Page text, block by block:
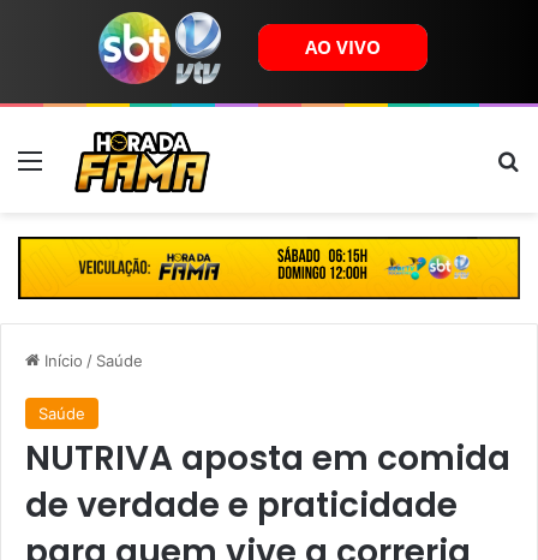
Menu
Início / Saúde
Saúde
NUTRIVA aposta em comida
de verdade e praticidade